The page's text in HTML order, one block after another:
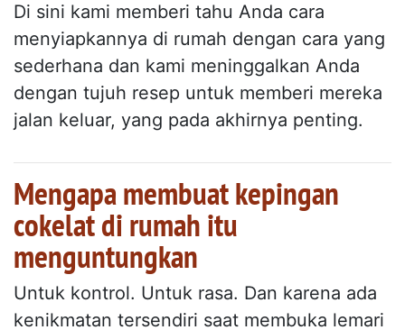
Di sini kami memberi tahu Anda cara
menyiapkannya di rumah dengan cara yang
sederhana dan kami meninggalkan Anda
dengan tujuh resep untuk memberi mereka
jalan keluar, yang pada akhirnya penting.
Mengapa membuat kepingan
cokelat di rumah itu
menguntungkan
Untuk kontrol. Untuk rasa. Dan karena ada
kenikmatan tersendiri saat membuka lemari